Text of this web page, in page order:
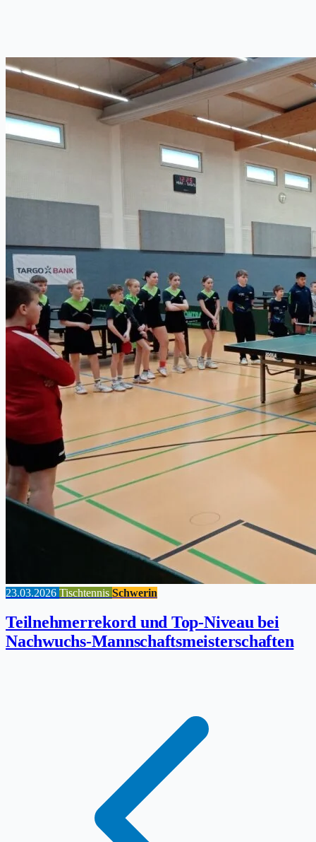
23.03.2026 Tischtennis Schwerin
Teilnehmerrekord und Top-Niveau bei
Nachwuchs-Mannschaftsmeisterschaften